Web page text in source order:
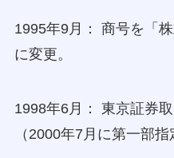
1995年9月： 商号を「
に変更。
1998年6月： 東京証券
（2000年7月に第一部指